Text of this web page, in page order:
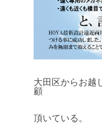
大田区からお越
顧
頂いている。